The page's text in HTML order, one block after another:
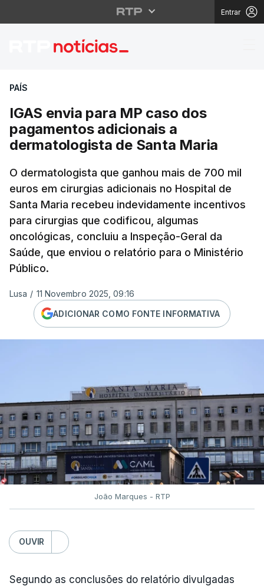
Entrar
IGAS envia para MP
PAÍS
IGAS envia para MP caso dos
pagamentos adicionais a
dermatologista de Santa Maria
O dermatologista que ganhou mais de 700 mil
euros em cirurgias adicionais no Hospital de
Santa Maria recebeu indevidamente incentivos
para cirurgias que codificou, algumas
oncológicas, concluiu a Inspeção-Geral da
Saúde, que enviou o relatório para o Ministério
Público.
Lusa / 11 Novembro 2025, 09:16
ADICIONAR COMO FONTE INFORMATIVA
João Marques - RTP
OUVIR
Segundo as conclusões do relatório divulgadas